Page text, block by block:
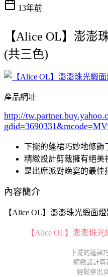
13年前
【Alice OL】澎澎
(共三色)
產品網址
http://
gdid=3690331
下擺的蓬裙巧妙地修飾
精緻設計剪裁擁有絕美
是出席派對晚宴的最佳
內容簡介
【Alice OL】澎澎珠光緞面
【Alice OL】澎澎珠
下擺的蓬裙
精緻設計剪
輕鬆穿出